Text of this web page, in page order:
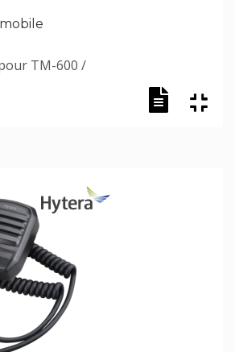
TM-600 /